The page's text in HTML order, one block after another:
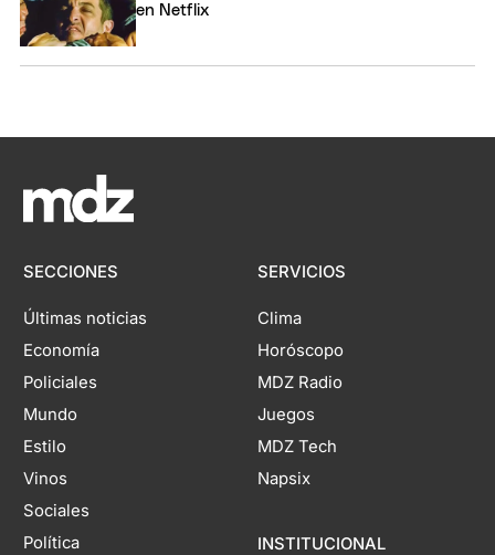
en Netflix
SECCIONES
Últimas noticias
Economía
Policiales
Mundo
Estilo
Vinos
Sociales
Política
SERVICIOS
Clima
Horóscopo
MDZ Radio
Juegos
MDZ Tech
Napsix
INSTITUCIONAL